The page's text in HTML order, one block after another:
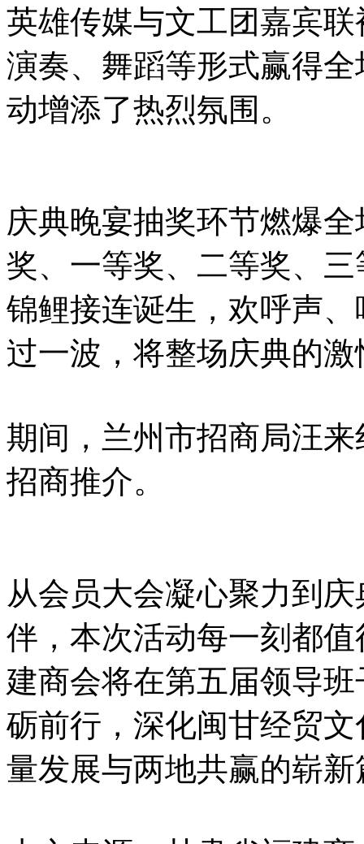
英雄传媒与文工团嘉宾
演奏、舞蹈等形式赢得
动增添了热烈氛围。
庆典晚宴抽奖环节燃爆
奖、一等奖、二等奖、
锦鲤接连诞生，欢呼声
过一波，将整场庆典的
期间，兰州市招商局汪
招商推介。
从会员大会凝心聚力到
伴，本次活动每一刻都
建商会将在第五届领导
砺前行，深化闽甘经贸
量发展与两地共赢的崭新